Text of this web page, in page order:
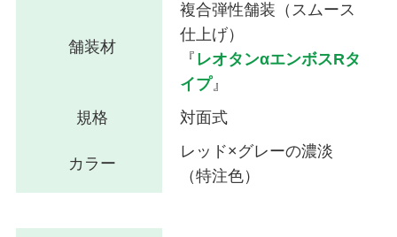
舗装材
複合弾性舗装（スムース
仕上げ）
『 レオタンαエンボスRタ
イプ』
規格
対面式
カラー
レッド×グレーの濃淡
（特注色）